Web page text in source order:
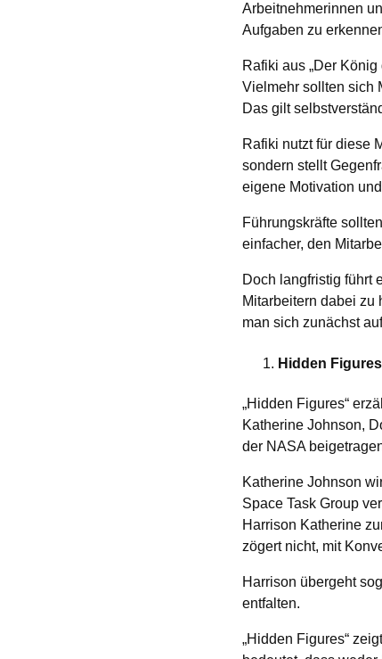
Arbeitnehmerinnen
Aufgaben zu
Rafiki aus „Der
Vielmehr sollten sich
Das gilt
Rafiki nutzt für diese
sondern stellt
eigene Motivation
Führungskräfte
einfacher, den
Doch langfristig führt
Mitarbeitern dabei zu
man sich zunächst
Hidden
„Hidden Figures“
Katherine Johnson,
der NASA
Katherine Johnson
Space Task Group
Harrison Katherine
zögert nicht, mit
Harrison übergeht
entfalten.
„Hidden Figures“